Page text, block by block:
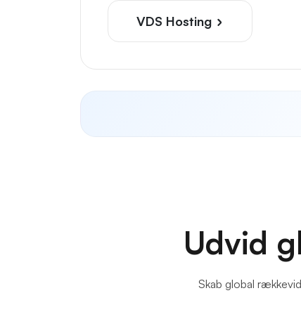
VDS Hosting
Udvid
Skab global